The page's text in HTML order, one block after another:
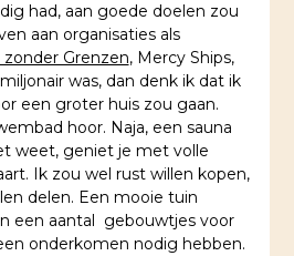
had, aan goede doelen zou
aan organisaties als
Grenzen, Mercy Ships,
was, dan denk ik dat ik
een groter huis zou gaan.
hoor. Naja, een sauna
weet, geniet je met volle
Ik zou wel rust willen kopen,
delen. Een mooie tuin
een aantal gebouwtjes voor
onderkomen nodig hebben.